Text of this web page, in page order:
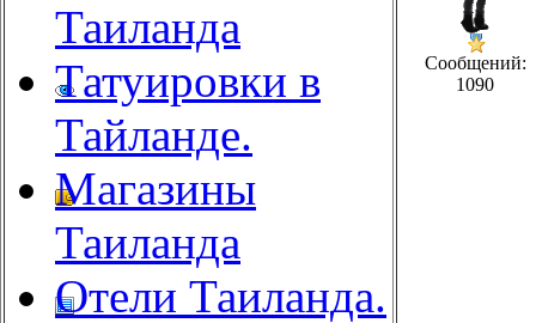
Таиланда
Татуировки в
Тайланде.
Магазины
Таиланда
Отели Таиланда.
Сообщений:
1090